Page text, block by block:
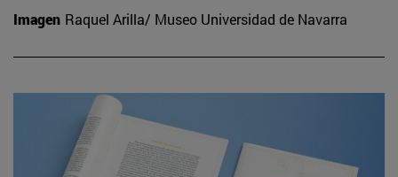
Imagen Raquel Arilla/ Museo Universidad de Navarra